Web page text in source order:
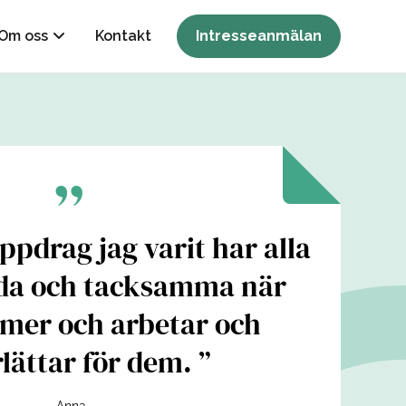
oss Kontakt Intresseanmälan
jag varit har alla
och tacksamma när
och arbetar och
för dem.